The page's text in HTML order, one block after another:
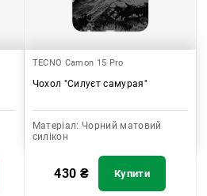
TECNO Camon 15 Pro
Чохол "Силуєт самурая"
Матеріал: Чорний матовий
силікон
430 ₴ Купити